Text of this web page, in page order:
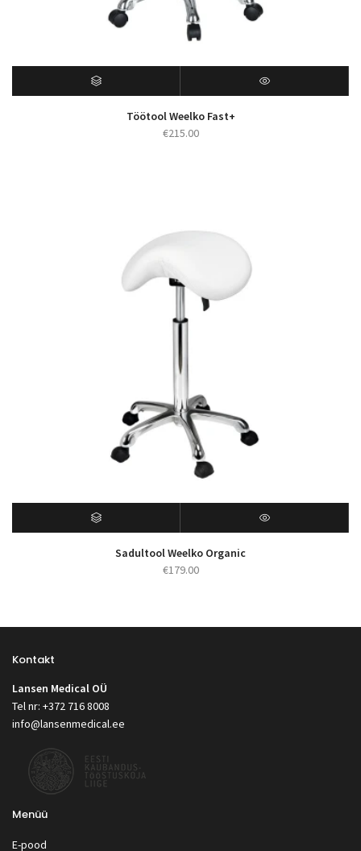
Töötool Weelko Fast+
€215.00
Sadultool Weelko Organic
€179.00
Kontakt
Lansen Medical OÜ
Tel nr: +372 716 8008
info@lansenmedical.ee
Menüü
E-pood